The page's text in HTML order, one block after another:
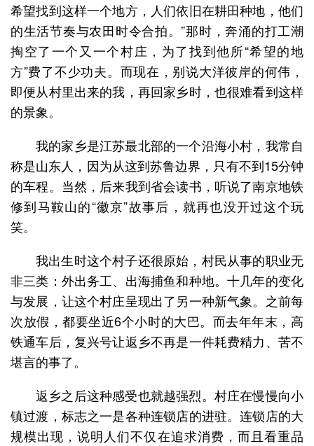
希望找到这样一个地方，人们依旧在耕田种地，他们
的生活节奏与农田时令合拍。”那时，奔涌的打工潮
掏空了一个又一个村庄，为了找到他所“希望的地
方”费了不少功夫。而现在，别说大洋彼岸的何伟，
即便从村里出来的我，再回家乡时，也很难看到这样
的景象。
我的家乡是江苏最北部的一个沿海小村，我常自
称是山东人，因为从这到苏鲁边界，只有不到15分钟
的车程。当然，后来我到省会读书，听说了南京地铁
修到马鞍山的“徽京”故事后，就再也没开过这个玩
笑。
我出生时这个村子还很原始，村民从事的职业无
非三类：外出务工、出海捕鱼和种地。十几年的变化
与发展，让这个村庄呈现出了另一种新气象。之前每
次放假，都要坐近6个小时的大巴。而去年年末，高
铁通车后，复兴号让返乡不再是一件耗费精力、苦不
堪言的事了。
返乡之后这种感受也就越强烈。村庄在慢慢向小
镇过渡，标志之一是各种连锁店的进驻。连锁店的大
规模出现，说明人们不仅在追求消费，而且看重品